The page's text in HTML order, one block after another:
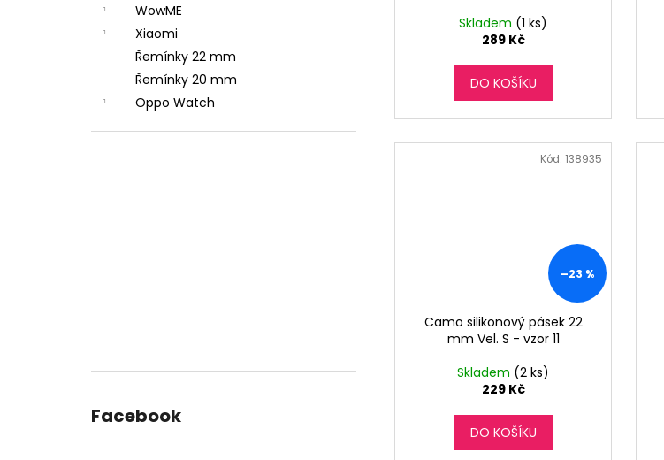
WowME
Xiaomi
Řemínky 22 mm
Řemínky 20 mm
Oppo Watch
Facebook
Skladem (1 ks)
289 Kč
DO KOŠÍKU
–23 %
Camo silikonový pásek 22
mm Vel. S - vzor 11
Skladem (2 ks)
229 Kč
DO KOŠÍKU
Kód:138935